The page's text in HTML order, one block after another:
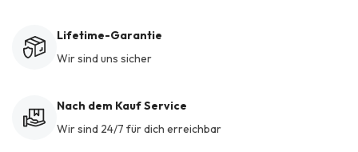
Lifetime-Garantie
Wir sind uns sicher
Nach dem Kauf Service
Wir sind 24/7 für dich erreichbar